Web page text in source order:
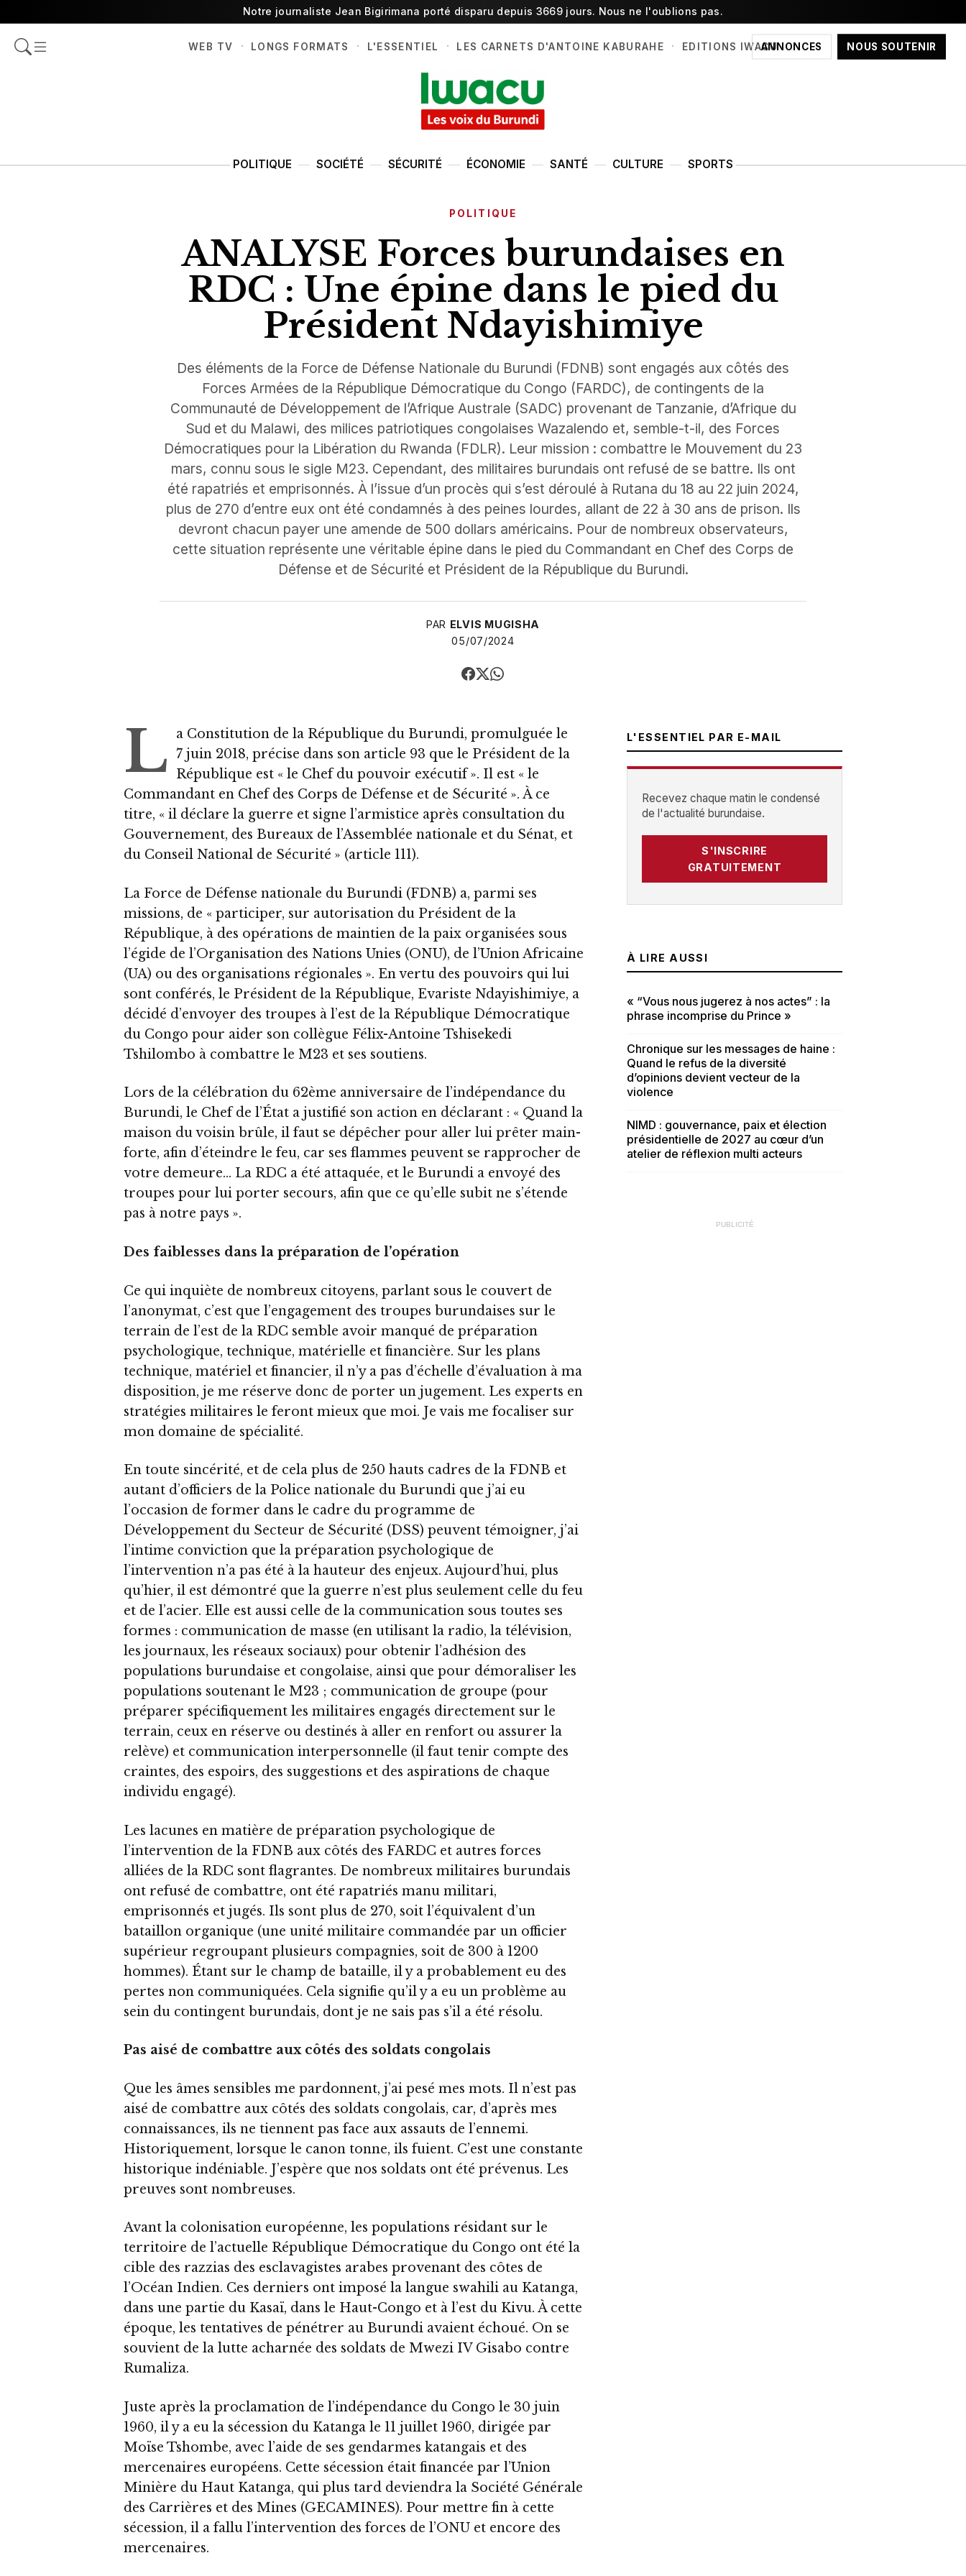
Notre journaliste Jean Bigirimana porté disparu depuis 3669 jours. Nous ne l'oublions pas.
ANNONCES NOUS SOUTENIR
WEB TV · LONGS FORMATS · L'ESSENTIEL · LES CARNETS D'ANTOINE KABURAHE · EDITIONS IWACU
POLITIQUE SOCIÉTÉ SÉCURITÉ ÉCONOMIE SANTÉ CULTURE SPORTS
POLITIQUE
ANALYSE Forces burundaises en
RDC : Une épine dans le pied du
Président Ndayishimiye
Des éléments de la Force de Défense Nationale du Burundi (FDNB) sont engagés aux côtés des
Forces Armées de la République Démocratique du Congo (FARDC), de contingents de la
Communauté de Développement de l’Afrique Australe (SADC) provenant de Tanzanie, d’Afrique du
Sud et du Malawi, des milices patriotiques congolaises Wazalendo et, semble-t-il, des Forces
Démocratiques pour la Libération du Rwanda (FDLR). Leur mission : combattre le Mouvement du 23
mars, connu sous le sigle M23. Cependant, des militaires burundais ont refusé de se battre. Ils ont
été rapatriés et emprisonnés. À l’issue d’un procès qui s’est déroulé à Rutana du 18 au 22 juin 2024,
plus de 270 d’entre eux ont été condamnés à des peines lourdes, allant de 22 à 30 ans de prison. Ils
devront chacun payer une amende de 500 dollars américains. Pour de nombreux observateurs,
cette situation représente une véritable épine dans le pied du Commandant en Chef des Corps de
Défense et de Sécurité et Président de la République du Burundi.
PAR ELVIS MUGISHA
05/07/2024
L
a Constitution de la République du Burundi, promulguée le
7 juin 2018, précise dans son article 93 que le Président de la
République est « le Chef du pouvoir exécutif ». Il est « le
Commandant en Chef des Corps de Défense et de Sécurité ». À ce
titre, « il déclare la guerre et signe l’armistice après consultation du
Gouvernement, des Bureaux de l’Assemblée nationale et du Sénat, et
du Conseil National de Sécurité » (article 111).
La Force de Défense nationale du Burundi (FDNB) a, parmi ses
missions, de « participer, sur autorisation du Président de la
République, à des opérations de maintien de la paix organisées sous
l’égide de l’Organisation des Nations Unies (ONU), de l’Union Africaine
(UA) ou des organisations régionales ». En vertu des pouvoirs qui lui
sont conférés, le Président de la République, Evariste Ndayishimiye, a
décidé d’envoyer des troupes à l’est de la République Démocratique
du Congo pour aider son collègue Félix-Antoine Tshisekedi
Tshilombo à combattre le M23 et ses soutiens.
Lors de la célébration du 62ème anniversaire de l’indépendance du
Burundi, le Chef de l’État a justifié son action en déclarant : « Quand la
maison du voisin brûle, il faut se dépêcher pour aller lui prêter main-
forte, afin d’éteindre le feu, car ses flammes peuvent se rapprocher de
votre demeure… La RDC a été attaquée, et le Burundi a envoyé des
troupes pour lui porter secours, afin que ce qu’elle subit ne s’étende
pas à notre pays ».
Des faiblesses dans la préparation de l’opération
Ce qui inquiète de nombreux citoyens, parlant sous le couvert de
l’anonymat, c’est que l’engagement des troupes burundaises sur le
terrain de l’est de la RDC semble avoir manqué de préparation
psychologique, technique, matérielle et financière. Sur les plans
technique, matériel et financier, il n’y a pas d’échelle d’évaluation à ma
disposition, je me réserve donc de porter un jugement. Les experts en
stratégies militaires le feront mieux que moi. Je vais me focaliser sur
mon domaine de spécialité.
En toute sincérité, et de cela plus de 250 hauts cadres de la FDNB et
autant d’officiers de la Police nationale du Burundi que j’ai eu
l’occasion de former dans le cadre du programme de
Développement du Secteur de Sécurité (DSS) peuvent témoigner, j’ai
l’intime conviction que la préparation psychologique de
l’intervention n’a pas été à la hauteur des enjeux. Aujourd’hui, plus
qu’hier, il est démontré que la guerre n’est plus seulement celle du feu
et de l’acier. Elle est aussi celle de la communication sous toutes ses
formes : communication de masse (en utilisant la radio, la télévision,
les journaux, les réseaux sociaux) pour obtenir l’adhésion des
populations burundaise et congolaise, ainsi que pour démoraliser les
populations soutenant le M23 ; communication de groupe (pour
préparer spécifiquement les militaires engagés directement sur le
terrain, ceux en réserve ou destinés à aller en renfort ou assurer la
relève) et communication interpersonnelle (il faut tenir compte des
craintes, des espoirs, des suggestions et des aspirations de chaque
individu engagé).
Les lacunes en matière de préparation psychologique de
l’intervention de la FDNB aux côtés des FARDC et autres forces
alliées de la RDC sont flagrantes. De nombreux militaires burundais
ont refusé de combattre, ont été rapatriés manu militari,
emprisonnés et jugés. Ils sont plus de 270, soit l’équivalent d’un
bataillon organique (une unité militaire commandée par un officier
supérieur regroupant plusieurs compagnies, soit de 300 à 1200
hommes). Étant sur le champ de bataille, il y a probablement eu des
pertes non communiquées. Cela signifie qu’il y a eu un problème au
sein du contingent burundais, dont je ne sais pas s’il a été résolu.
Pas aisé de combattre aux côtés des soldats congolais
Que les âmes sensibles me pardonnent, j’ai pesé mes mots. Il n’est pas
aisé de combattre aux côtés des soldats congolais, car, d’après mes
connaissances, ils ne tiennent pas face aux assauts de l’ennemi.
Historiquement, lorsque le canon tonne, ils fuient. C’est une constante
historique indéniable. J’espère que nos soldats ont été prévenus. Les
preuves sont nombreuses.
Avant la colonisation européenne, les populations résidant sur le
territoire de l’actuelle République Démocratique du Congo ont été la
cible des razzias des esclavagistes arabes provenant des côtes de
l’Océan Indien. Ces derniers ont imposé la langue swahili au Katanga,
dans une partie du Kasaï, dans le Haut-Congo et à l’est du Kivu. À cette
époque, les tentatives de pénétrer au Burundi avaient échoué. On se
souvient de la lutte acharnée des soldats de Mwezi IV Gisabo contre
Rumaliza.
Juste après la proclamation de l’indépendance du Congo le 30 juin
1960, il y a eu la sécession du Katanga le 11 juillet 1960, dirigée par
Moïse Tshombe, avec l’aide de ses gendarmes katangais et des
mercenaires européens. Cette sécession était financée par l’Union
Minière du Haut Katanga, qui plus tard deviendra la Société Générale
des Carrières et des Mines (GECAMINES). Pour mettre fin à cette
sécession, il a fallu l’intervention des forces de l’ONU et encore des
mercenaires.
L'ESSENTIEL PAR E-MAIL
Recevez chaque matin le condensé
de l'actualité burundaise.
S'INSCRIRE
GRATUITEMENT
À LIRE AUSSI
« “Vous nous jugerez à nos actes” : la
phrase incomprise du Prince »
Chronique sur les messages de haine :
Quand le refus de la diversité
d’opinions devient vecteur de la
violence
NIMD : gouvernance, paix et élection
présidentielle de 2027 au cœur d’un
atelier de réflexion multi acteurs
PUBLICITÉ